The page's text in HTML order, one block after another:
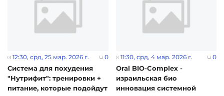
12:30, срд, 25 мар. 2026 г. 0
Система для похудения
"Нутрифит": тренировки +
питание, которые подойдут
11:30, срд, 4 мар. 2026 г. 0
Oral BIO-Complex -
израильская био
инновация системной